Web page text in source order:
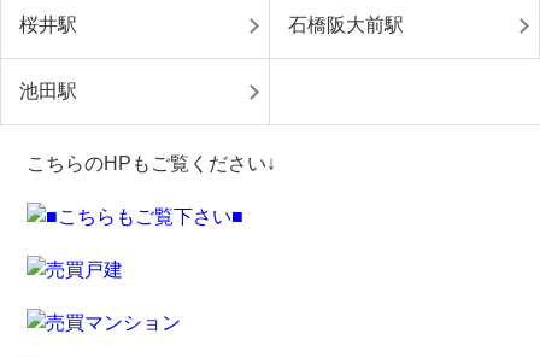
桜井駅 石橋阪大前駅
池田駅
こちらのHPもご覧ください↓